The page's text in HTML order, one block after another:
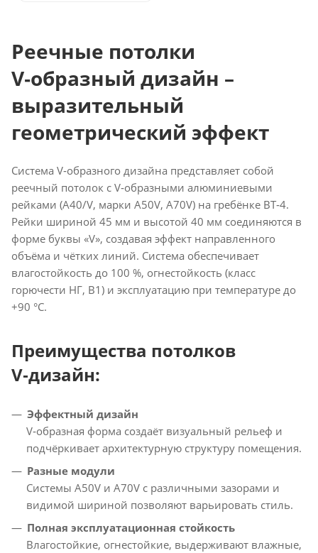
Реечные потолки
V‑образный дизайн –
выразительный
геометрический эффект
Система V‑образного дизайна представляет собой
реечный потолок с V‑образными алюминиевыми
рейками (A40/V, марки A50V, A70V) на гребёнке BT‑4.
Рейки шириной 45 мм и высотой 40 мм соединяются в
форме буквы «V», создавая эффект направленного
объёма и чётких линий. Система обеспечивает
влагостойкость до 100 %, огнестойкость (класс
горючести НГ, В1) и эксплуатацию при температуре до
+90 °C.
Преимущества потолков
V‑дизайн:
Эффектный дизайн
V‑образная форма создаёт визуальный рельеф и
подчёркивает архитектурную структуру помещения.
Разные модули
Системы A50V и A70V с различными зазорами и
видимой шириной позволяют варьировать стиль.
Полная эксплуатационная стойкость
Влагостойкие, огнестойкие, выдерживают влажные,